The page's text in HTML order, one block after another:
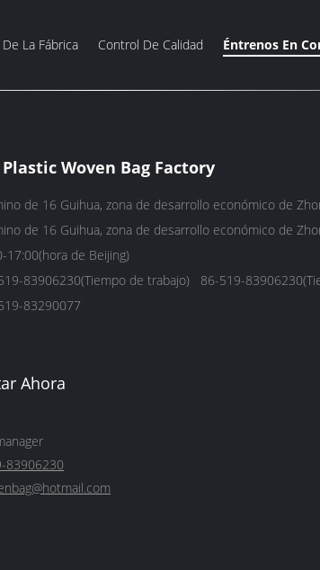
La Fábrica Control De Calidad Éntrenos En
Woven Bag Factory
de 16 Guihua, zona de desarrollo económico de
de 16 Guihua, zona de desarrollo económico de
17:00(hora de Beijing)
83906230(Tiempo de trabajo) 86-519-
83290077
Ahora
83906230